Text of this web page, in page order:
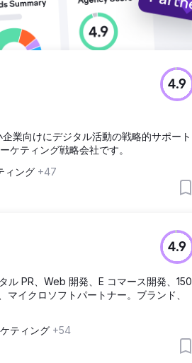
4.9
業向けにデジタル活動の戦略的サポート
ケティング戦略会社です。
ィング +47
4.9
ル PR、Web 開発、E コマース開発、150
イクロソフトパートナー。ブランド、
ティング +54